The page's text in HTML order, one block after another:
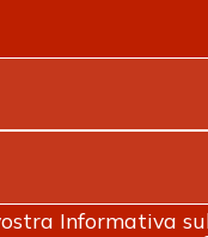
Informativa